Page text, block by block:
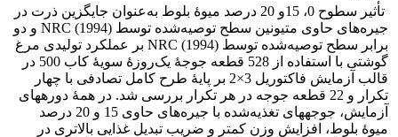
تأثیر سطوح 0، 15و 20 درصد میوۀ بلوط به‌عنوان جایگزین ذرت در
جیره‌های حاوی متیونین سطح توصیه‌شده توسط NRC (1994) و دو
برابر سطح توصیه‌شده توسط NRC (1994) بر عملکرد تولیدی مرغ
گوشتی با استفاده از 528 قطعه جوجۀ یک‌روزۀ سویۀ کاب 500 در
قالب آزمایش فاکتوریل 3×2 بر پایۀ طرح کامل تصادفی با چهار
تکرار و 22 قطعه جوجه در هر تکرار بررسی شد. در همۀ دوره­های
آزمایش، جوجه­های تغذیه‌شده با جیره‌های حاوی 15 و 20 درصد
میوۀ بلوط، افزایش وزن کمتر و ضریب تبدیل غذایی بالاتری در